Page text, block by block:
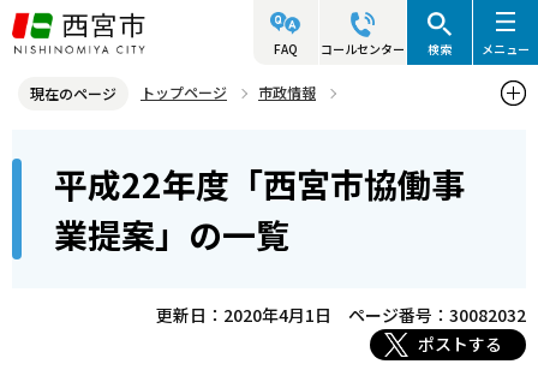
こ
の
ジ
頭
FAQ コールセンター 検索 メニュー
現在のページ トップページ
市政情報
未来づくりパートナー事業（協働事業提案制度）
平成22年度「西宮市協働事
業提案」の一覧
更新日：2020年4月1日
ページ番号：30082032
ポストする